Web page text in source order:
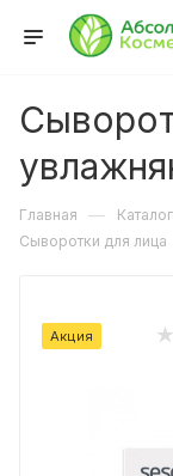
Главная — Каталог
Сыворотки для лица
Акция